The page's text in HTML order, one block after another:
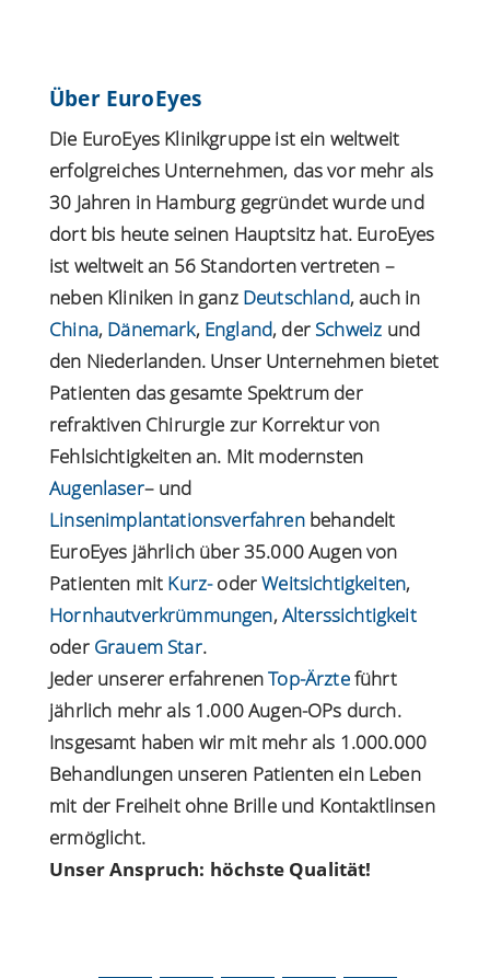
Über EuroEyes
Die EuroEyes Klinikgruppe ist ein weltweit
erfolgreiches Unternehmen, das vor mehr als
30 Jahren in Hamburg gegründet wurde und
dort bis heute seinen Hauptsitz hat. EuroEyes
ist weltweit an 56 Standorten vertreten –
neben Kliniken in ganz Deutschland, auch in
China, Dänemark, England, der Schweiz und
den Niederlanden. Unser Unternehmen bietet
Patienten das gesamte Spektrum der
refraktiven Chirurgie zur Korrektur von
Fehlsichtigkeiten an. Mit modernsten
Augenlaser– und
Linsenimplantationsverfahrenbehandelt
EuroEyes jährlich über 35.000 Augen von
Patienten mit Kurz-oderWeitsichtigkeiten,
Hornhautverkrümmungen,Alterssichtigkeit
oder Grauem Star.
Jeder unserer erfahrenenTop-Ärzteführt
jährlich mehr als 1.000 Augen-OPs durch.
Insgesamt haben wir mit mehr als 1.000.000
Behandlungen unseren Patienten ein Leben
mit der Freiheit ohne Brille und Kontaktlinsen
ermöglicht.
Unser Anspruch: höchste Qualität!